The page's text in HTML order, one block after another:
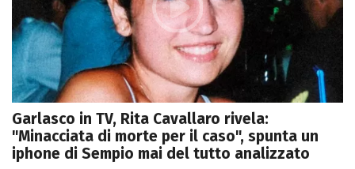
Garlasco in TV, Rita Cavallaro rivela:
"Minacciata di morte per il caso", spunta un
iphone di Sempio mai del tutto analizzato